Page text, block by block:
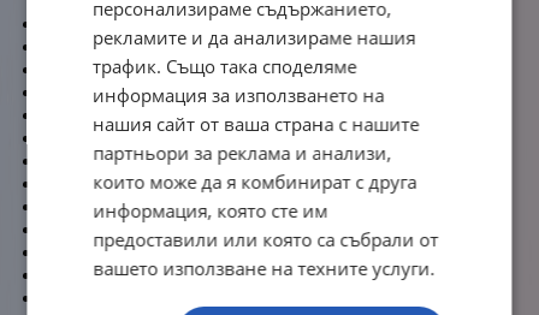
Тип на клавиатура: Механична
Размер: Пълноразмерна 100%
Марка суичове: Content
Модел суичове Content Slim Blue
Тип суичове: Клики
Сила за задействане: 45 G
Точка на активация: 1.2 мм
Звук: Шумен
Живот: 50 милиона клика
Брой бутони: 104
Подсветка: RGB 22 режима
Anti-Ghosting: да
персонализираме съдържанието,
рекламите и да анализираме нашия
трафик. Също така споделяме
информация за използването на
нашия сайт от ваша страна с нашите
партньори за реклама и анализи,
които може да я комбинират с друга
информация, която сте им
предоставили или която са събрали от
вашето използване на техните услуги.